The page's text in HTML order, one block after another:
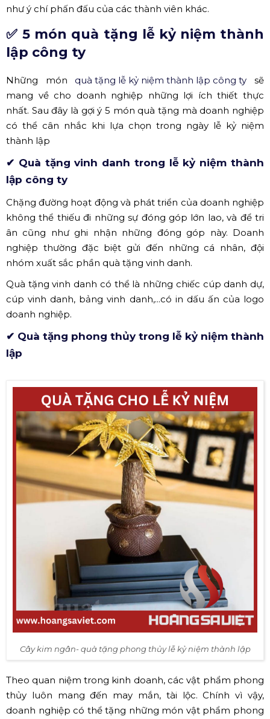
như ý chí phấn đấu của các thành viên khác.
✅ 5 món quà tặng lễ kỷ niệm thành
lập công ty
Những món quà tặng lễ kỷ niệm thành lập công ty sẽ
mang về cho doanh nghiệp những lợi ích thiết thực
nhất. Sau đây là gợi ý 5 món quà tặng mà doanh nghiệp
có thể cân nhắc khi lựa chọn trong ngày lễ kỷ niệm
thành lập
✔ Quà tặng vinh danh trong lễ kỷ niệm thành
lập công ty
Chặng đường hoạt động và phát triển của doanh nghiệp
không thể thiếu đi những sự đóng góp lớn lao, và để tri
ân cũng như ghi nhận những đóng góp này. Doanh
nghiệp thường đặc biệt gửi đến những cá nhân, đội
nhóm xuất sắc phần quà tặng vinh danh.
Quà tặng vinh danh có thể là những chiếc cúp danh dự,
cúp vinh danh, bảng vinh danh,...có in dấu ấn của logo
doanh nghiệp.
✔ Quà tặng phong thủy trong lễ kỷ niệm thành
lập
Cây kim ngân- quà tặng phong thủy lễ kỷ niệm thành lập
Theo quan niệm trong kinh doanh, các vật phẩm phong
thủy luôn mang đến may mắn, tài lộc. Chính vì vậy,
doanh nghiệp có thể tặng những món vật phẩm phong